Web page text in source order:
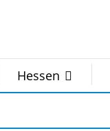
Hessen